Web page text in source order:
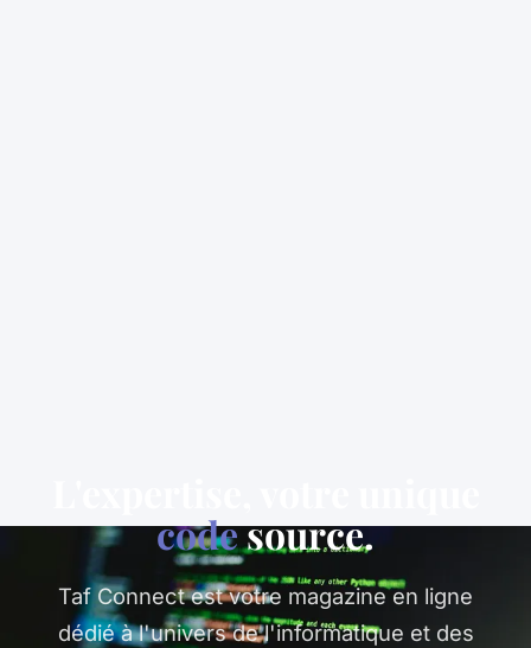
codesource.
Taf Connect est votre magazine en ligne
dédié à l'univers de l'informatique et des